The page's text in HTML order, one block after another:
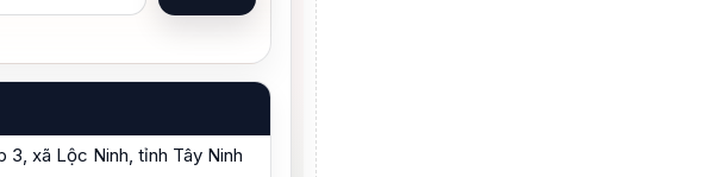
3, xã Lộc Ninh, tỉnh Tây Ninh